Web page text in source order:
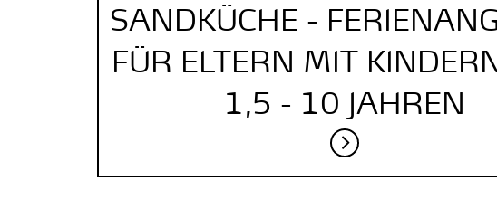
SANDKÜCHE -
FÜR ELTERN MIT
1,5 - 10 JAHREN